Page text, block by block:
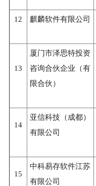
12 麒麟软件有限公司
13
厦门市泽思特投资
咨询合伙企业（有
限合伙）
14
亚信科技（成都）
有限公司
15
中科易存软件江苏
有限公司